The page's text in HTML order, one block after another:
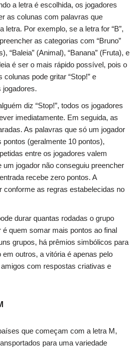
a letra é escolhida, os jogadores
as colunas com palavras que
letra. Por exemplo, se a letra for “B”,
as categorias com “Bruno”
“Baleia” (Animal), “Banana” (Fruta), e
é ser o mais rápido possível, pois o
colunas pode gritar “Stop!” e
jogadores.
diz “Stop!”, todos os jogadores
imediatamente. Em seguida, as
As palavras que só um jogador
(geralmente 10 pontos),
entre os jogadores valem
um jogador não conseguiu preencher
recebe zero pontos. A
conforme as regras estabelecidas no
durar quantas rodadas o grupo
é quem somar mais pontos ao final
grupos, há prêmios simbólicos para
em outros, a vitória é apenas pelo
com respostas criativas e
que começam com a letra M,
para uma variedade